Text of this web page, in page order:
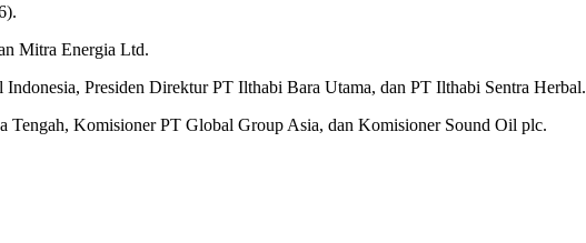
Mitra Energia Ltd.
Presiden Direktur PT Ilthabi Bara Utama, dan PT Ilthabi Sentra Herbal.
Tengah, Komisioner PT Global Group Asia, dan Komisioner Sound Oil plc.